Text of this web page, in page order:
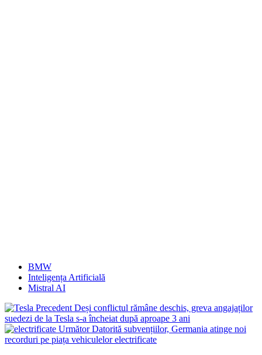
BMW
Inteligența Artificială
Mistral AI
Precedent Deși conflictul rămâne deschis, greva angajaților
suedezi de la Tesla s-a încheiat după aproape 3 ani
Următor Datorită subvențiilor, Germania atinge noi
recorduri pe piața vehiculelor electrificate